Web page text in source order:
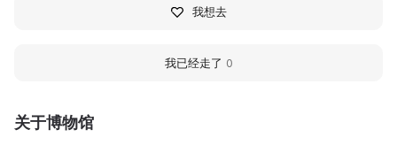
关于博物馆
我想去
我已经走了 0